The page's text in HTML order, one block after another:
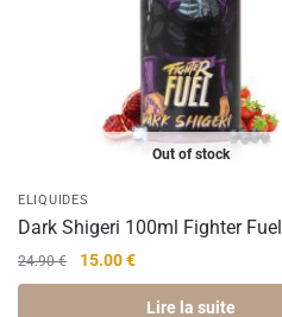
Out of stock
ELIQUIDES
Dark Shigeri 100ml Fighter Fuel
24.90€
Le
prix
15.00€Le
prix
actuel
Lire la suite